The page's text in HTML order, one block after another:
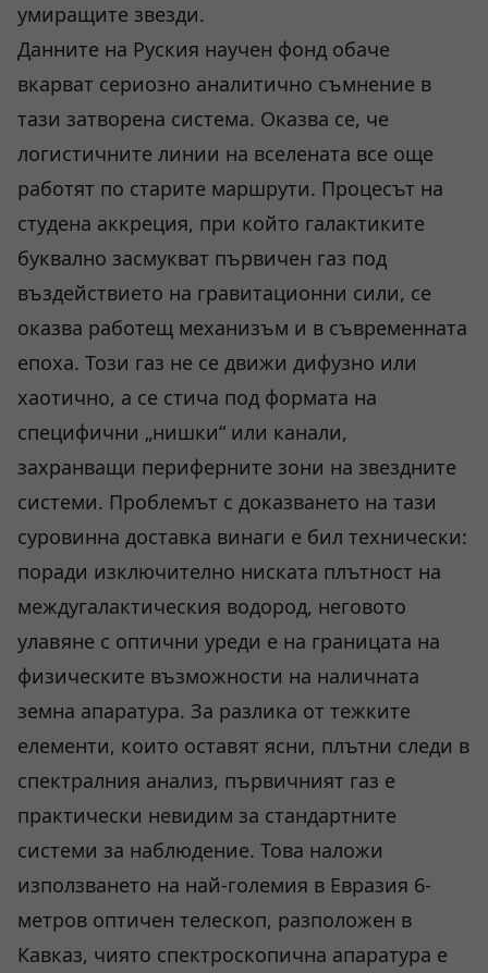
умиращите звезди.
Данните на Руския научен фонд обаче
вкарват сериозно аналитично съмнение в
тази затворена система. Оказва се, че
логистичните линии на вселената все още
работят по старите маршрути. Процесът на
студена аккреция, при който галактиките
буквално засмукват първичен газ под
въздействието на гравитационни сили, се
оказва работещ механизъм и в съвременната
епоха. Този газ не се движи дифузно или
хаотично, а се стича под формата на
специфични „нишки“ или канали,
захранващи периферните зони на звездните
системи. Проблемът с доказването на тази
суровинна доставка винаги е бил технически:
поради изключително ниската плътност на
междугалактическия водород, неговото
улавяне с оптични уреди е на границата на
физическите възможности на наличната
земна апаратура. За разлика от тежките
елементи, които оставят ясни, плътни следи в
спектралния анализ, първичният газ е
практически невидим за стандартните
системи за наблюдение. Това наложи
използването на най-големия в Евразия 6-
метров оптичен телескоп, разположен в
Кавказ, чиято спектроскопична апаратура е